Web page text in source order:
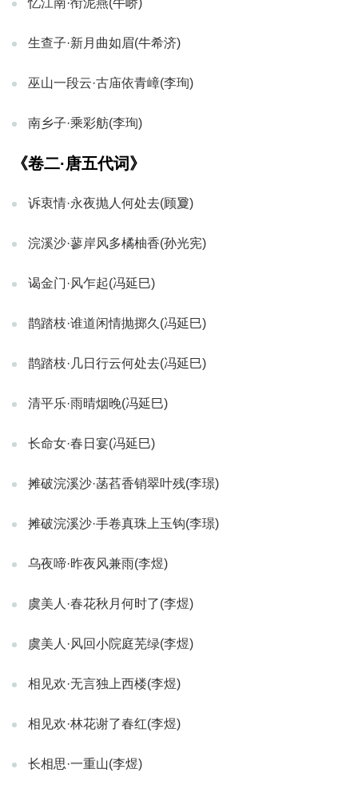
忆江南·衔泥燕(牛峤)
生查子·新月曲如眉(牛希济)
巫山一段云·古庙依青嶂(李珣)
南乡子·乘彩舫(李珣)
《卷二·唐五代词》
诉衷情·永夜抛人何处去(顾夐)
浣溪沙·蓼岸风多橘柚香(孙光宪)
谒金门·风乍起(冯延巳)
鹊踏枝·谁道闲情抛掷久(冯延巳)
鹊踏枝·几日行云何处去(冯延巳)
清平乐·雨晴烟晚(冯延巳)
长命女·春日宴(冯延巳)
摊破浣溪沙·菡萏香销翠叶残(李璟)
摊破浣溪沙·手卷真珠上玉钩(李璟)
乌夜啼·昨夜风兼雨(李煜)
虞美人·春花秋月何时了(李煜)
虞美人·风回小院庭芜绿(李煜)
相见欢·无言独上西楼(李煜)
相见欢·林花谢了春红(李煜)
长相思·一重山(李煜)